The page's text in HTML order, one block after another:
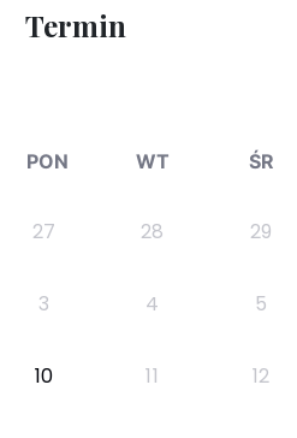
Termin
PON WT ŚR
27 28 29
3 4 5
10 11 12